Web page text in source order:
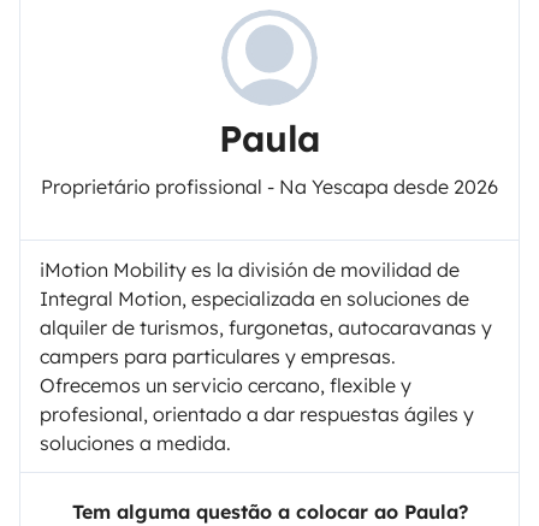
Paula
Proprietário profissional - Na Yescapa desde 2026
iMotion Mobility es la división de movilidad de
Integral Motion, especializada en soluciones de
alquiler de turismos, furgonetas, autocaravanas y
campers para particulares y empresas.
Ofrecemos un servicio cercano, flexible y
profesional, orientado a dar respuestas ágiles y
soluciones a medida.
Tem alguma questão a colocar ao Paula?